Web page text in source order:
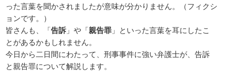
った言葉を聞かされましたが意味が分かりません。（フィクシ
ョンです。）
皆さんも、「告訴 」や「親告罪 」といった言葉を耳にしたこ
とがあるかもしれません。
今日から二日間にわたって、刑事事件に強い弁護士が、告訴
と親告罪について解説します。